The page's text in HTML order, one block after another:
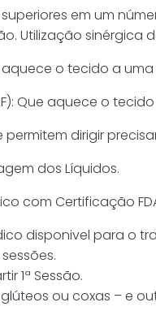
em um
Utilização sinérgica
aquece o tecido a
Que aquece o
permitem dirigir
dos Líquidos.
com Certificação
disponivel para o
1ª Sessão.
ou coxas – e